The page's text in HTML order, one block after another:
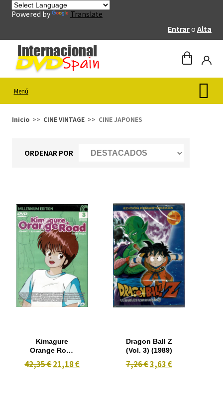
Powered by
Translate
Entraro Alta
Menú
Inicio CINE VINTAGE CINE JAPONES
ORDENAR POR
Kimagure
Orange Road
Version
42,35 €21,18 €
Dragon Ball Z
(Vol. 3) (1989)
7,26 €3,63 €